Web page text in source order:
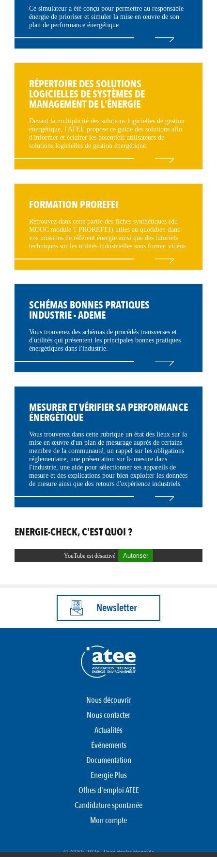
Ce simulateur a été conçu pour permettre au responsable
énergie de prioriser et simuler la mise en œuvre de son
plan de performance énergétique.
RÉPERTOIRE DES SOLUTIONS
LOGICIELLES DE SYSTÈMES DE
MANAGEMENT DE L'ÉNERGIE
Devant la multiplicité des solutions logicielles de gestion
énergétique, l'ATEE propose ce guide des solutions afin
d'informer et éclairer les potentiels utilisateurs de
solutions logicielles de gestion énergétique.
FORMATION PROREFEI
Retrouvez dans cette partie des fiches synthétiques (du
MOOC module 1 PROREFEI) utiles au quotidien dans
vos missions de référent énergie ainsi que des tutoriels
techniques sur les utilités industrielles sous format vidéos.
SCHÉMAS BONNES PRATIQUES
INDUSTRIE - ADEME
Vous trouverez des schémas de procédés transverses et
d'utilités qui présentent les principales bonnes pratiques
énergétiques dans l'industrie.
MESURER ET VÉRIFIER SA PERFORMANCE
ÉNERGÉTIQUE
Vous trouverez dans cette rubrique un état des lieux sur la
mise en œuvre d'un plan de mesurage auprès de certains
membre de la communauté, un rappel sur les obligations
réglementaire, une présentation sur la mesure dans
l'industrie, une aide pour sélectionner ses appareils de
mesure et des explications pour bien exploiter les données
de mesure ainsi que des retours d'expérience industriels.
ENERGIE-CHECK, C'EST QUOI ?
YouTube est désactivé. Autoriser
Newsletter
Nous découvrir
Nous contacter
Actualités
Événements
Documentation
Energie Plus
Offres d'emploi ATEE
Candidature spontanée
Mon compte
© ATEE 2026. Tous droits réservés